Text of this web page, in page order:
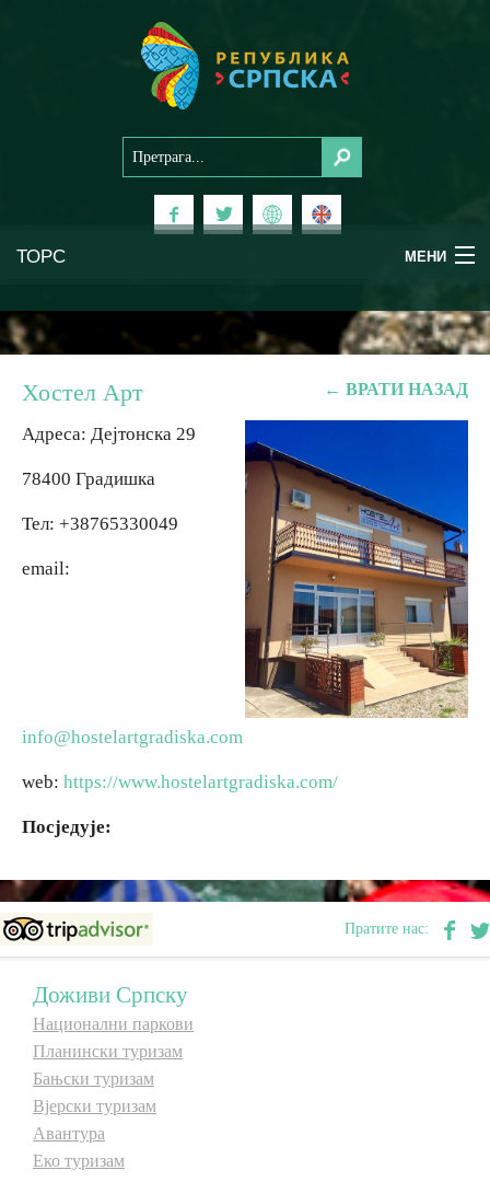
ТОРС МЕНИ
Планински туризам
Бањски туризам
Културни туризам
Гастрономија
Сеоски туризам
Дестинације
Списак дестинација
Мапа дестинација
← ВРАТИ НАЗАД
Хостел Арт
Адреса: Дејтонска 29
78400 Градишка
Teл: +38765330049
email:
info@hostelartgradiska.com
web: https://www.hostelartgradiska.com/
Посједује:
Пратите нас:
Доживи Српску
Национални паркови
Планински туризам
Бањски туризам
Вјерски туризам
Авантура
Еко туризам